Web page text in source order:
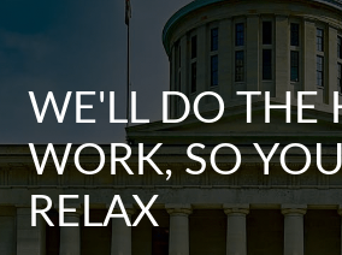
WE'LL DO THE
WORK, SO
RELAX